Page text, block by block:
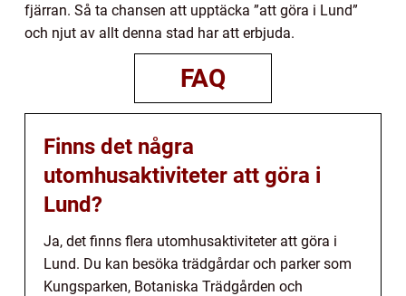
fjärran. Så ta chansen att upptäcka ”att göra i Lund”
och njut av allt denna stad har att erbjuda.
FAQ
Finns det några
utomhusaktiviteter att göra i
Lund?
Ja, det finns flera utomhusaktiviteter att göra i
Lund. Du kan besöka trädgårdar och parker som
Kungsparken, Botaniska Trädgården och